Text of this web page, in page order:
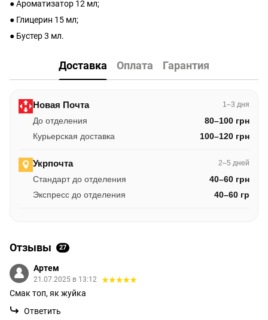
● Ароматизатор 12 мл;
● Глицерин 15 мл;
● Бустер 3 мл.
Доставка Оплата Гарантия
Новая Почта 1–3 дня
До отделения
80–100 грн
Курьерская доставка
100–120 грн
Укрпочта 2–5 дней
Стандарт до отделения
40–60 грн
Экспресс до отделения
40–60 гр
Отзывы 27
Артем
21.07.2025 в 13:12
Смак топ, як жуйка
Ответить